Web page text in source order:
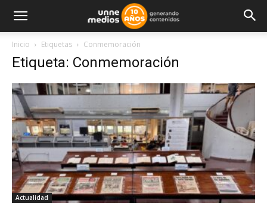
Inicio Etiquetas Conmemoración
Etiqueta: Conmemoración
Actualidad